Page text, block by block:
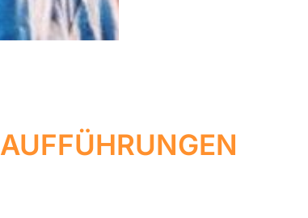
AUFFÜHRUNGEN